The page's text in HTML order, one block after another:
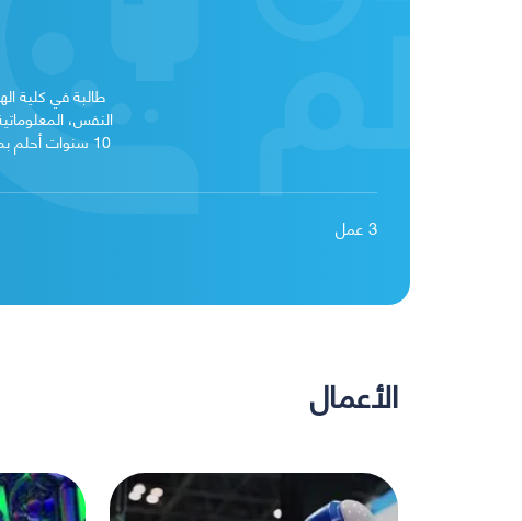
طالبة في كلية
النفس،
10 سنوات
3عمل
الأعمال